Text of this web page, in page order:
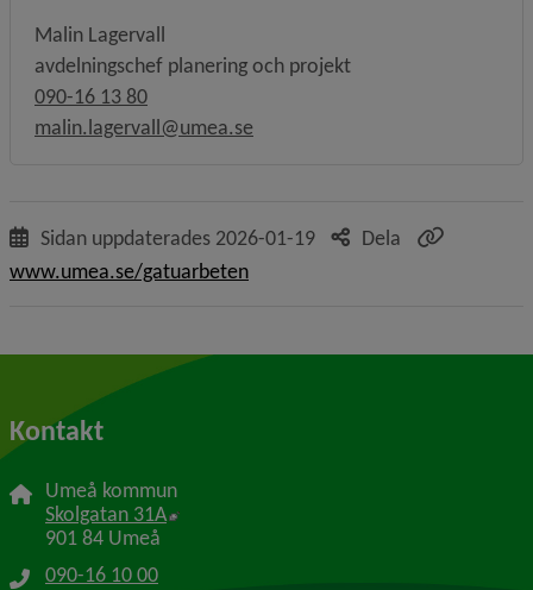
Malin Lagervall
avdelningschef planering och projekt
090-16 13 80
malin.lagervall@umea.se
Sidan uppdaterades 2026-01-19
Dela
www.umea.se/gatuarbeten
Kontakt
Umeå kommun
Skolgatan 31A Länk till annan webbplats, öppnas i nytt
901 84 Umeå
090-16 10 00